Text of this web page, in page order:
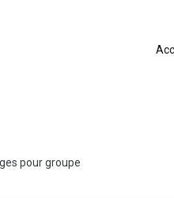
en autocars
Drôme Ardèche, Transport
pour groupe